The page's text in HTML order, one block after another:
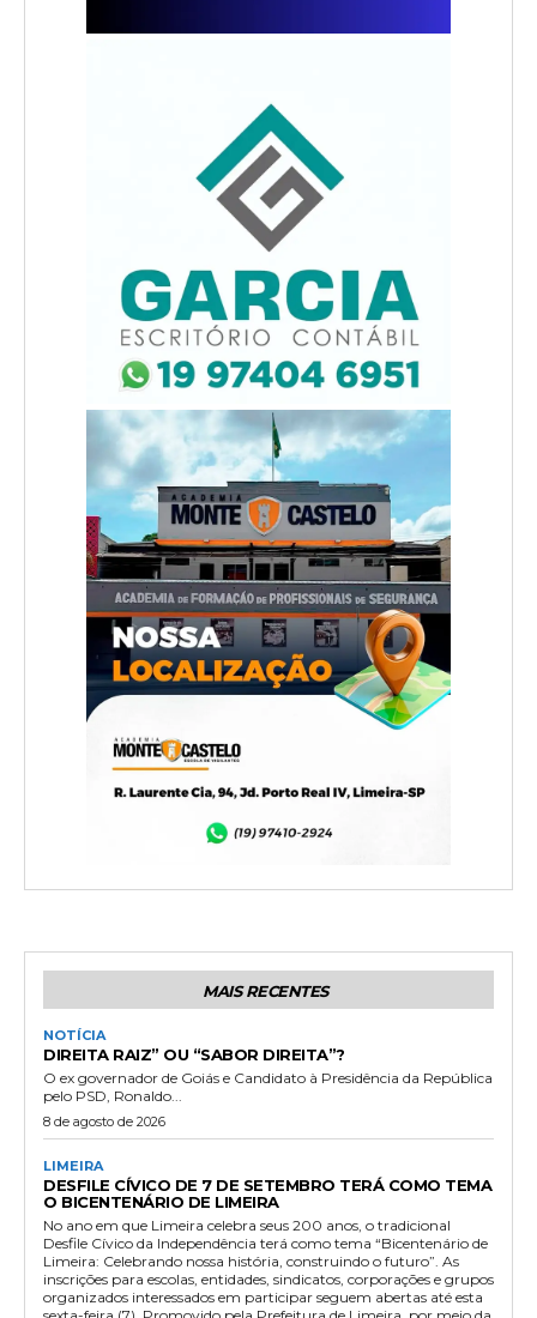
MAIS RECENTES
NOTÍCIA
DIREITA RAIZ” OU “SABOR DIREITA”?
O ex governador de Goiás e Candidato à Presidência da República
pelo PSD, Ronaldo...
8 de agosto de 2026
LIMEIRA
DESFILE CÍVICO DE 7 DE SETEMBRO TERÁ COMO TEMA
O BICENTENÁRIO DE LIMEIRA
No ano em que Limeira celebra seus 200 anos, o tradicional
Desfile Cívico da Independência terá como tema “Bicentenário de
Limeira: Celebrando nossa história, construindo o futuro”. As
inscrições para escolas, entidades, sindicatos, corporações e grupos
organizados interessados em participar seguem abertas até esta